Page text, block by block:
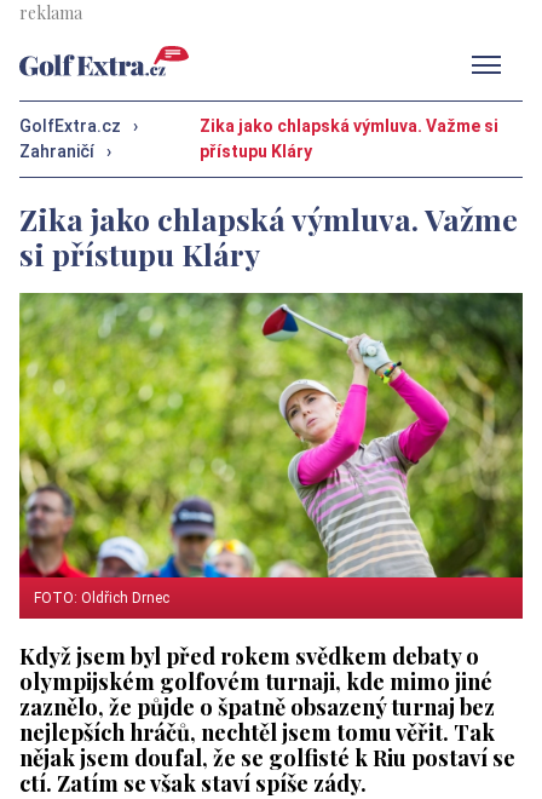
GolfExtra.cz
›
Zahraničí
›
Zika jako chlapská výmluva. Važme si
přístupu Kláry
Zika jako chlapská výmluva. Važme
si přístupu Kláry
FOTO: Oldřich Drnec
Když jsem byl před rokem svědkem debaty o
olympijském golfovém turnaji, kde mimo jiné
zaznělo, že půjde o špatně obsazený turnaj bez
nejlepších hráčů, nechtěl jsem tomu věřit. Tak
nějak jsem doufal, že se golfisté k Riu postaví se
ctí. Zatím se však staví spíše zády.